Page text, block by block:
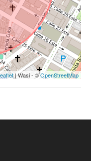
| Wasi - ©OpenStreetMap